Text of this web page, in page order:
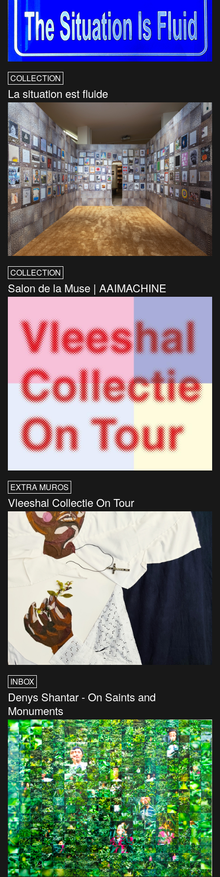
COLLECTION
La situation est fluide
COLLECTION
Salon de la Muse | AAIMACHINE
EXTRA MUROS
Vleeshal Collectie On Tour
INBOX
Denys Shantar - On Saints and
Monuments